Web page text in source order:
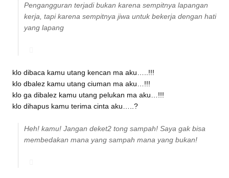
Pengangguran terjadi bukan karena sempitnya lapangan
kerja, tapi karena sempitnya jiwa untuk bekerja dengan hati
yang lapang
klo dibaca kamu utang kencan ma aku…..!!!
klo dbalez kamu utang ciuman ma aku…!!!
klo ga dibalez kamu utang pelukan ma aku…!!!
klo dihapus kamu terima cinta aku…..?
Heh! kamu! Jangan deket2 tong sampah! Saya gak bisa
membedakan mana yang sampah mana yang bukan!